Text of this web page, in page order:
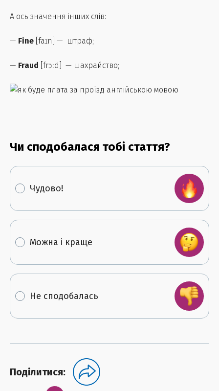
А ось значення інших слів:
— Fine [faɪn] — штраф;
— Fraud [frɔːd] — шахрайство;
Чи сподобалася тобі стаття?
Чудово!
Можна і краще
Не сподобалась
Поділитися: